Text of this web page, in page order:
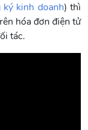
kinh doanh) thì
hóa đơn điện tử
tác.